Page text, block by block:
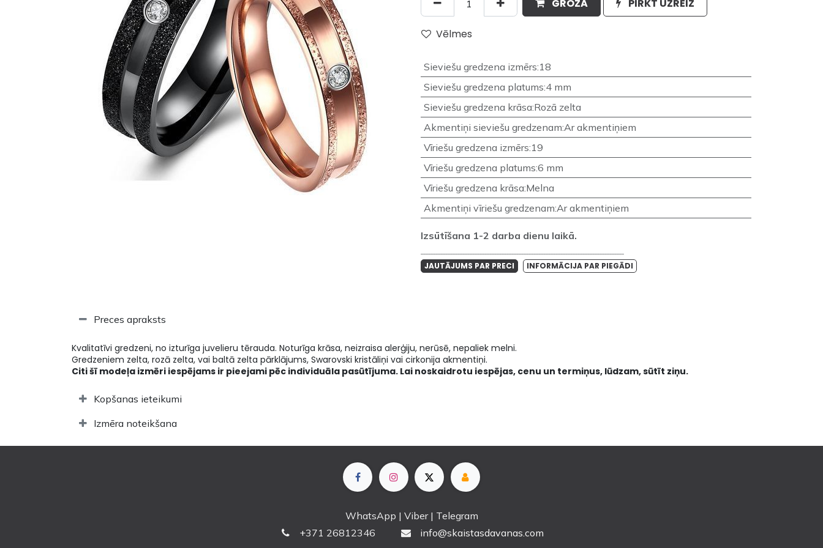
GROZĀ PIRKT UZREIZ
Vēlmes
Sieviešu gredzena izmērs:18
Sieviešu gredzena platums:4 mm
Sieviešu gredzena krāsa:Rozā zelta
Akmentiņi sieviešu gredzenam:Ar akmentiņiem
Vīriešu gredzena izmērs:19
Vīriešu gredzena platums:6 mm
Vīriešu gredzena krāsa:Melna
Akmentiņi vīriešu gredzenam:Ar akmentiņiem
Izsūtīšana 1-2 darba dienu laikā.
JAUTĀJUMS PAR PRECI INFORMĀCIJA PAR PIEGĀDI
Preces apraksts
Kvalitatīvi gredzeni, no izturīga juvelieru tērauda. Noturīga krāsa, neizraisa alerģiju, nerūsē, nepaliek melni.
Gredzeniem zelta, rozā zelta, vai baltā zelta pārklājums, Swarovski kristāliņi vai cirkonija akmentiņi.
Citi šī modeļa izmēri iespējams ir pieejami pēc individuāla pasūtījuma. Lai noskaidrotu iespējas, cenu un termiņus, lūdzam, sūtīt ziņu.
Kopšanas ieteikumi
Izmēra noteikšana
WhatsApp | Viber | Telegram
+371 26812346 info@skaistasdavanas.com